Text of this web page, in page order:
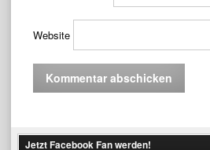
Website
Jetzt Facebook Fan werden!